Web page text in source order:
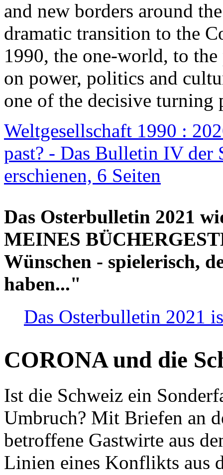
and new borders around
dramatic transition to the
1990, the one-world, to the
on power, politics and
one of the decisive turning
Weltgesellschaft 1990 :
past? - Das Bulletin IV der
erschienen, 6 Seiten
Das Osterbulletin 2021
MEINES
Wünschen - spielerisch,
haben..."
Das Osterbulletin 2021
CORONA und die
Ist die Schweiz ein
Umbruch? Mit Briefen an
betroffene Gastwirte aus
Linien eines Konflikts aus